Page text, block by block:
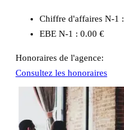
Chiffre d'affaires N-1 :
EBE N-1 : 0.00 €
Honoraires de l'agence:
Consultez les honoraires